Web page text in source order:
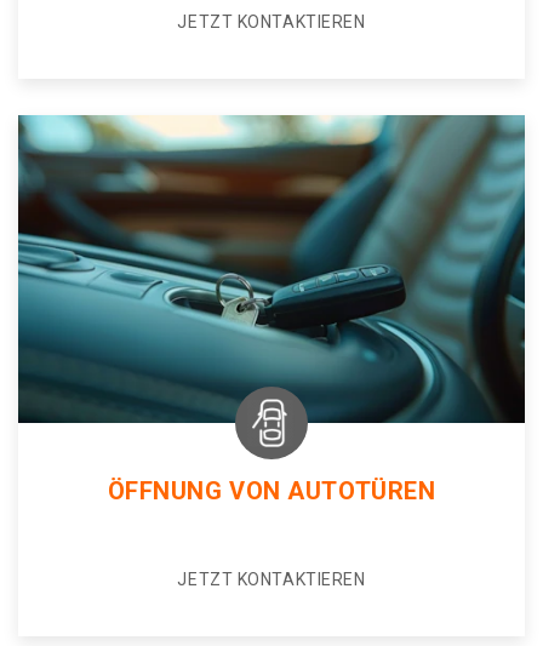
JETZT KONTAKTIEREN
ÖFFNUNG VON AUTOTÜREN
JETZT KONTAKTIEREN